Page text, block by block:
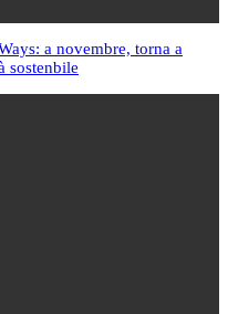
a novembre, torna a
sostenbile